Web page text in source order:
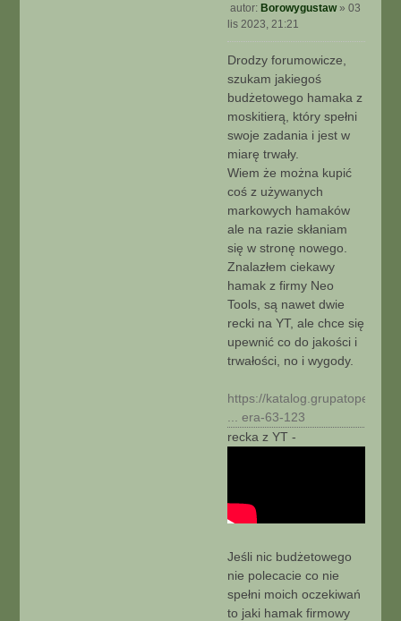
P
t
autor: Borowygustaw» 03
lis 2023, 21:21
Drodzy forumowicze,
szukam jakiegoś
budżetowego hamaka z
moskitierą, który spełni
swoje zadania i jest w
miarę trwały.
Wiem że można kupić
coś z używanych
markowych hamaków
ale na razie skłaniam
się w stronę nowego.
Znalazłem ciekawy
hamak z firmy Neo
Tools, są nawet dwie
recki na YT, ale chce się
upewnić co do jakości i
trwałości, no i wygody.
https://
... era-63-123
recka z YT -
Jeśli nic budżetowego
nie polecacie co nie
spełni moich oczekiwań
to jaki hamak firmowy